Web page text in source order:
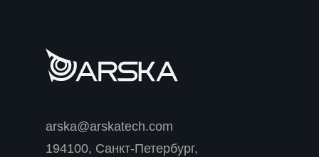
arska@arskatech.com
194100, Санкт-Петербург,